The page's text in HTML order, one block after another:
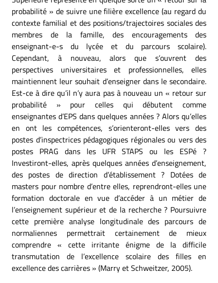
probabilité » de suivre une filière excellence (au regard du
contexte familial et des positions/trajectoires sociales des
membres de la famille, des encouragements des
enseignant-e-s du lycée et du parcours scolaire).
Cependant, à nouveau, alors que s’ouvrent des
perspectives universitaires et professionnelles, elles
maintiennent leur souhait d’enseigner dans le secondaire.
Est-ce à dire qu’il n’y aura pas à nouveau un « retour sur
probabilité » pour celles qui débutent comme
enseignantes d’EPS dans quelques années ? Alors qu’elles
en ont les compétences, s’orienteront-elles vers des
postes d’inspectrices pédagogiques régionales ou vers des
postes PRAG dans les UFR STAPS ou les ESPé ?
Investiront-elles, après quelques années d’enseignement,
des postes de direction d’établissement ? Dotées de
masters pour nombre d’entre elles, reprendront-elles une
formation doctorale en vue d’accéder à un métier de
l’enseignement supérieur et de la recherche ? Poursuivre
cette première analyse longitudinale des parcours de
normaliennes permettrait certainement de mieux
comprendre « cette irritante énigme de la difficile
transmutation de l’excellence scolaire des filles en
excellence des carrières » (Marry et Schweitzer, 2005).